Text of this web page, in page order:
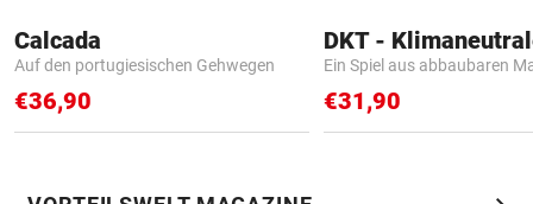
Calcada
Auf den portugiesischen Gehwegen
€36,90
Ein Spiel aus abbaubaren
€31,90